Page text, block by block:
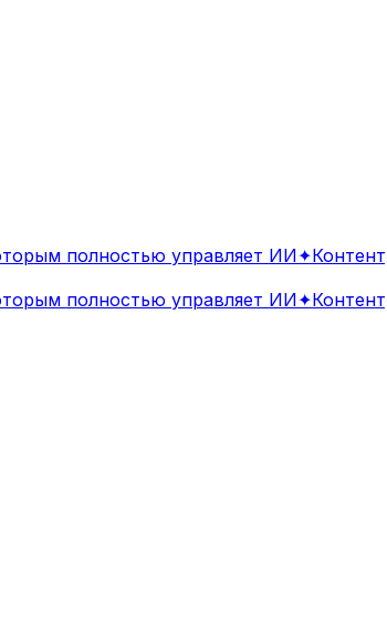
полностью управляет ИИ✦Контент,
полностью управляет ИИ✦Контент,